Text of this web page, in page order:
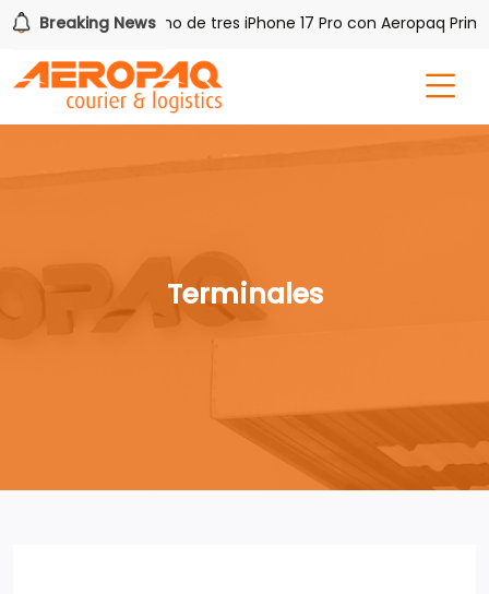
Breaking News
Gana uno de tres iPhone 17 Pro con Aeropaq Prime
Terminales